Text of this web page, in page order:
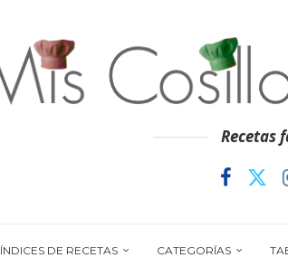
Recetas
ÍNDICES DE RECETAS CATEGORÍAS